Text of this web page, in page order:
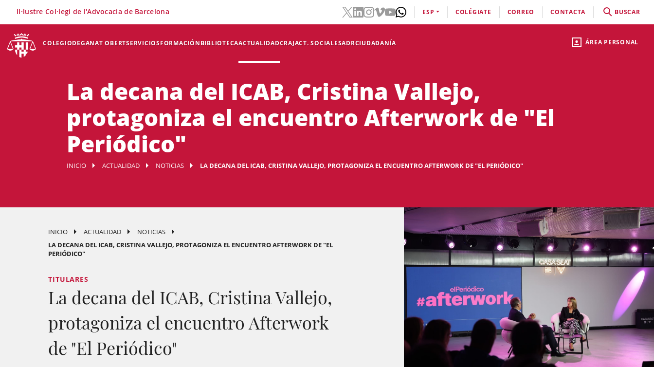
ÁREA PERSONAL
COLEGIODEGANAT OBERTSERVICIOSFORMACIÓNBIBLIOTECAACTUALIDADCRAJACT. SOCIALESADRCIUDADANÍA
Il·lustre Col·legi de l'Advocacia de Barcelona ESP COLÉGIATE CORREO CONTACTA BUSCAR
La decana del ICAB, Cristina Vallejo,
protagoniza el encuentro Afterwork de "El
Periódico"
INICIO ACTUALIDAD NOTICIAS LA DECANA DEL ICAB, CRISTINA VALLEJO, PROTAGONIZA EL ENCUENTRO AFTERWORK DE "EL PERIÓDICO"
INICIO ACTUALIDAD
NOTICIAS
LA DECANA DEL ICAB, CRISTINA VALLEJO, PROTAGONIZA EL ENCUENTRO AFTERWORK DE "EL
PERIÓDICO"
TITULARES
La decana del ICAB, Cristina Vallejo,
protagoniza el encuentro Afterwork
de "El Periódico"